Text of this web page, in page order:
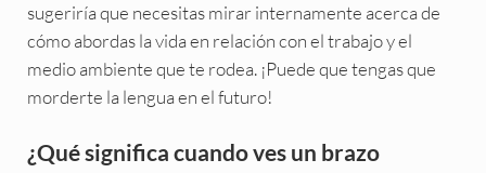
sugeriría que necesitas mirar internamente acerca de
cómo abordas la vida en relación con el trabajo y el
medio ambiente que te rodea. ¡Puede que tengas que
morderte la lengua en el futuro!
¿Qué significa cuando ves un brazo